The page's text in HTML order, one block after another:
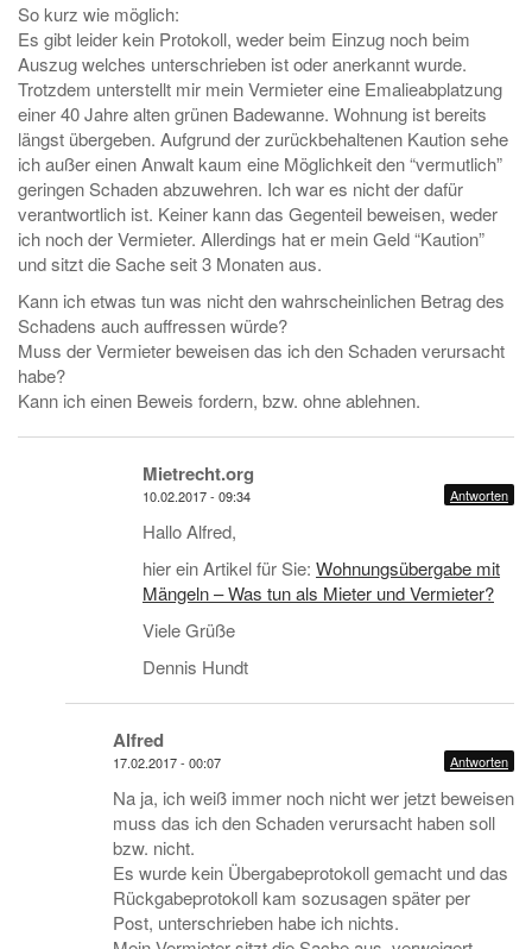
So kurz wie möglich:
Es gibt leider kein Protokoll, weder beim Einzug noch beim
Auszug welches unterschrieben ist oder anerkannt wurde.
Trotzdem unterstellt mir mein Vermieter eine Emalieabplatzung
einer 40 Jahre alten grünen Badewanne. Wohnung ist bereits
längst übergeben. Aufgrund der zurückbehaltenen Kaution sehe
ich außer einen Anwalt kaum eine Möglichkeit den “vermutlich”
geringen Schaden abzuwehren. Ich war es nicht der dafür
verantwortlich ist. Keiner kann das Gegenteil beweisen, weder
ich noch der Vermieter. Allerdings hat er mein Geld “Kaution”
und sitzt die Sache seit 3 Monaten aus.
Kann ich etwas tun was nicht den wahrscheinlichen Betrag des
Schadens auch auffressen würde?
Muss der Vermieter beweisen das ich den Schaden verursacht
habe?
Kann ich einen Beweis fordern, bzw. ohne ablehnen.
Mietrecht.org
10.02.2017 - 09:34 Antworten
Hallo Alfred,
hier ein Artikel für Sie: Wohnungsübergabe mit
Mängeln – Was tun als Mieter und Vermieter?
Viele Grüße
Dennis Hundt
Alfred
17.02.2017 - 00:07 Antworten
Na ja, ich weiß immer noch nicht wer jetzt beweisen
muss das ich den Schaden verursacht haben soll
bzw. nicht.
Es wurde kein Übergabeprotokoll gemacht und das
Rückgabeprotokoll kam sozusagen später per
Post, unterschrieben habe ich nichts.